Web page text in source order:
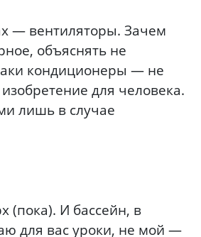
— вентиляторы. Зачем
объяснять не
кондиционеры — не
для человека.
лишь в случае
(пока). И бассейн, в
для вас уроки, не мой —